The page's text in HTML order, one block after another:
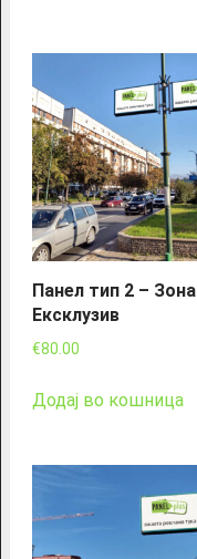
Панел тип 2 – Зона
Ексклузив
€80.00
Додај во кошница